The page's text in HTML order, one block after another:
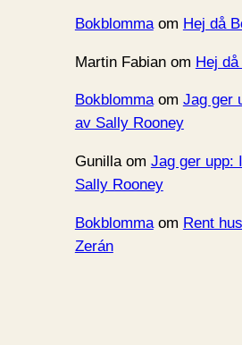
Bokblommaom Hej då
Martin Fabianom Hej
Bokblommaom Jag ger
av Sally Rooney
Gunillaom Jag ger upp:
Sally Rooney
Bokblommaom Rent
Zerán